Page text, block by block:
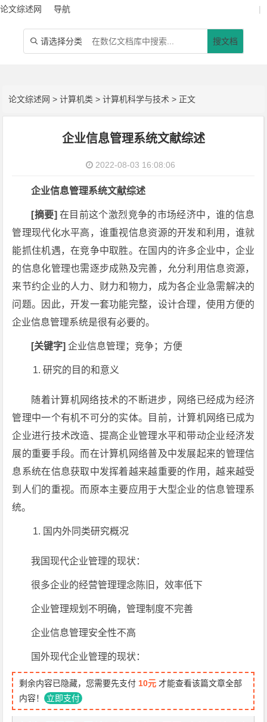
论文综述网 导航 |
 请选择分类 搜文档
论文综述网 >计算机类 >计算机科学与技术 > 正文
企业信息管理系统文献综述
2022-08-03 16:08:06
企业信息管理系统文献综述
[摘要] 在目前这个激烈竞争的市场经济中，谁的信息
管理现代化水平高，谁重视信息资源的开发和利用，谁就
能抓住机遇，在竞争中取胜。在国内的许多企业中，企业
的信息化管理也需逐步成熟及完善，允分利用信息资源，
来节约企业的人力、财力和物力，成为各企业急需解决的
问题。因此，开发一套功能完整，设计合理，使用方便的
企业信息管理系统是很有必要的。
[关键字]企业信息管理；竞争；方便
研究的目的和意义
随着计算机网络技术的不断进步，网络已经成为经济
管理中一个有机不可分的实体。目前，计算机网络已成为
企业进行技术改造、提高企业管理水平和带动企业经济发
展的重要手段。而在计算机网络普及中发展起来的管理信
息系统在信息获取中发挥着越来越重要的作用，越来越受
到人们的重视。而原本主要应用于大型企业的信息管理系
统。
国内外同类研究概况
我国现代企业管理的现状：
很多企业的经营管理理念陈旧，效率低下
企业管理规划不明确，管理制度不完善
企业信息管理安全性不高
国外现代企业管理的现状：
剩余内容已隐藏，您需要先支付 10元 才能查看该篇文章全部
内容！ 立即支付